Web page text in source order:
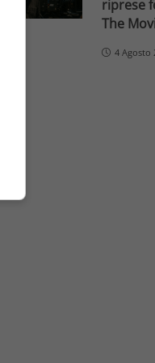
riprese
The
4 Agosto